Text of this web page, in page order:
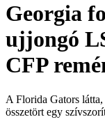
Georgia
ujjongó
CFP
A Florida Gators
összetört egy